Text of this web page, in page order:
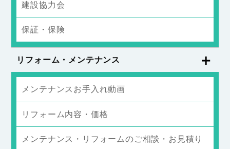
建設協力会
保証・保険
リフォーム・メンテナンス
メンテナンスお手入れ動画
リフォーム内容・価格
メンテナンス・リフォームのご相談・お見積り